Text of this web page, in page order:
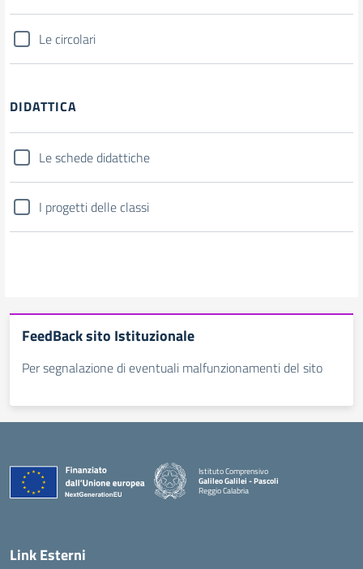
Le circolari
DIDATTICA
Le schede didattiche
I progetti delle classi
FeedBack sito Istituzionale
Per segnalazione di eventuali malfunzionamenti del sito
Istituto Comprensivo
Galileo Galilei - Pascoli
Reggio Calabria
Link Esterni